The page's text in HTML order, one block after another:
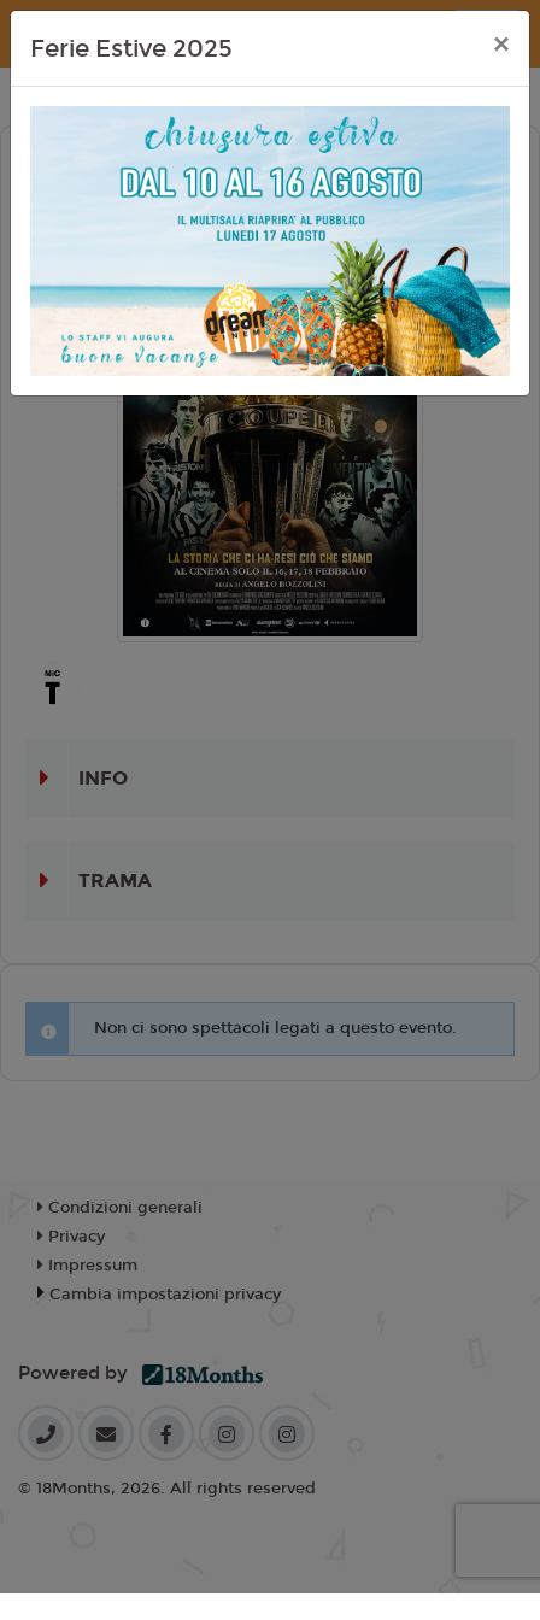
Dream Cinema
JUVENTUS. PRIMO AMORE
EVENTO 12€
INFO
TRAMA
Non ci sono spettacoli legati a questo evento.
Ferie Estive 2025 ×
Condizioni generali
Privacy
Impressum
Cambia impostazioni privacy
Powered by
© 18Months, 2026. All rights reserved